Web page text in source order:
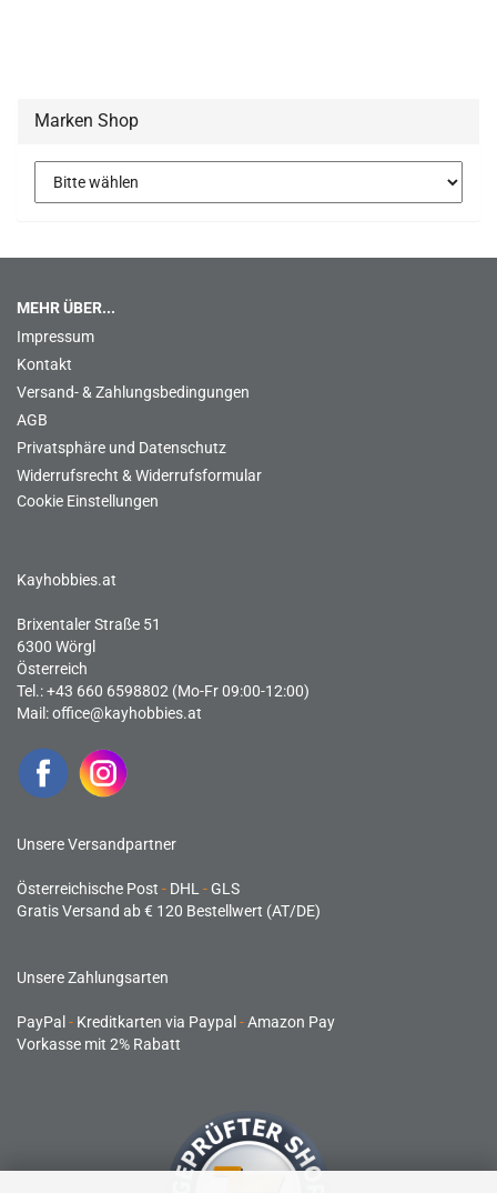
Marken Shop
MEHR ÜBER...
Impressum
Kontakt
Versand- & Zahlungsbedingungen
AGB
Privatsphäre und Datenschutz
Widerrufsrecht & Widerrufsformular
Cookie Einstellungen
Kayhobbies.at
Brixentaler Straße 51
6300 Wörgl
Österreich
Tel.: +43 660 6598802 (Mo-Fr 09:00-12:00)
Mail:office@kayhobbies.at
Unsere Versandpartner
Österreichische Post - DHL -GLS
Gratis Versand ab € 120 Bestellwert (AT/DE)
Unsere Zahlungsarten
PayPal - Kreditkarten via Paypal -Amazon Pay
Vorkasse mit 2% Rabatt